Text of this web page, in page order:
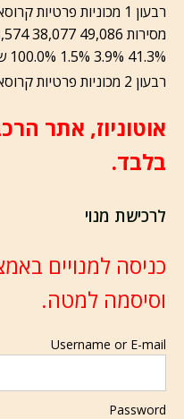
רבעון 1 מכוניות
רבעון 2 מכוניות פרטיות קרוסאוברים וואנים
אוטוניוז, אתר
בלבד.
לרכישת מנוי
כניסה למנויים
וסיסמה למטה.
Username or E-mail
Password